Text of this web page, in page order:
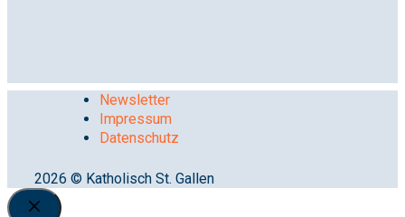
Newsletter
Impressum
Datenschutz
2026 © Katholisch St. Gallen